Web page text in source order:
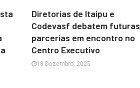
Diretorias de Itaipu e
Codevasf debatem futuras
parcerias em encontro no
Centro Executivo
18 Dezembro, 2025